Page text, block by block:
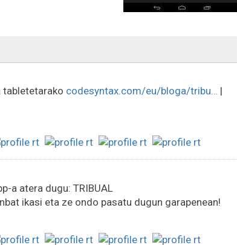
tabletetarako codesyntax.com/eu/bloga/tribu… |
a atera dugu: TRIBUAL
ikasi eta ze ondo pasatu dugun garapenean!